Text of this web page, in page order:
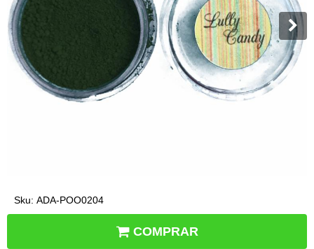
Sku: ADA-POO0204
COMPRAR